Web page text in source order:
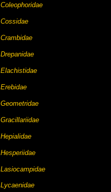
Coleophoridae
Cossidae
Crambidae
Drepanidae
Elachistidae
Erebidae
Geometridae
Gracillariidae
Hepialidae
Hesperiidae
Lasiocampidae
Lycaenidae